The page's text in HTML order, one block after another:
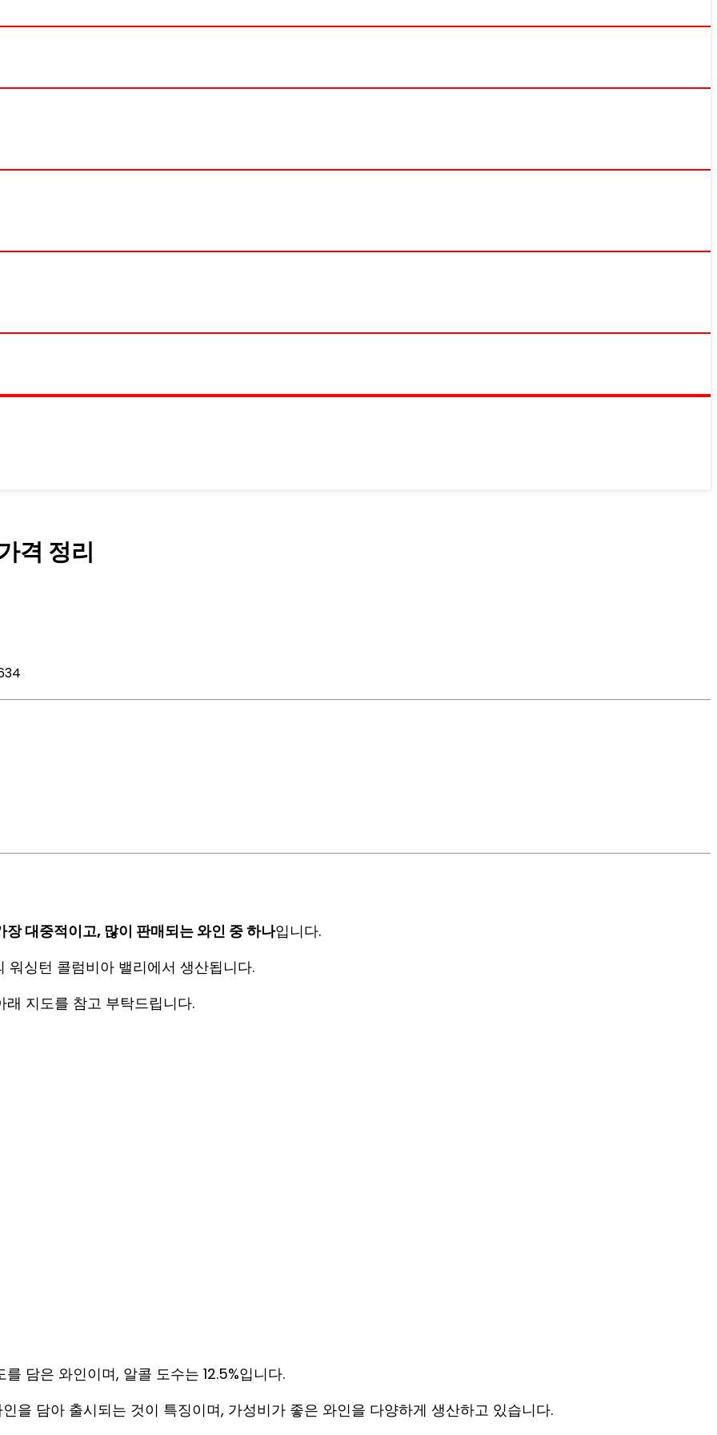
격 정리
대중적이고, 많이 판매되는 와인 중 하나입니다.
워싱턴 콜럼비아 밸리에서 생산됩니다.
지도를 참고 부탁드립니다.
담은 와인이며, 알콜 도수는 12.5%입니다.
을 담아 출시되는 것이 특징이며, 가성비가 좋은 와인을 다양하게 생산하고 있습니다.